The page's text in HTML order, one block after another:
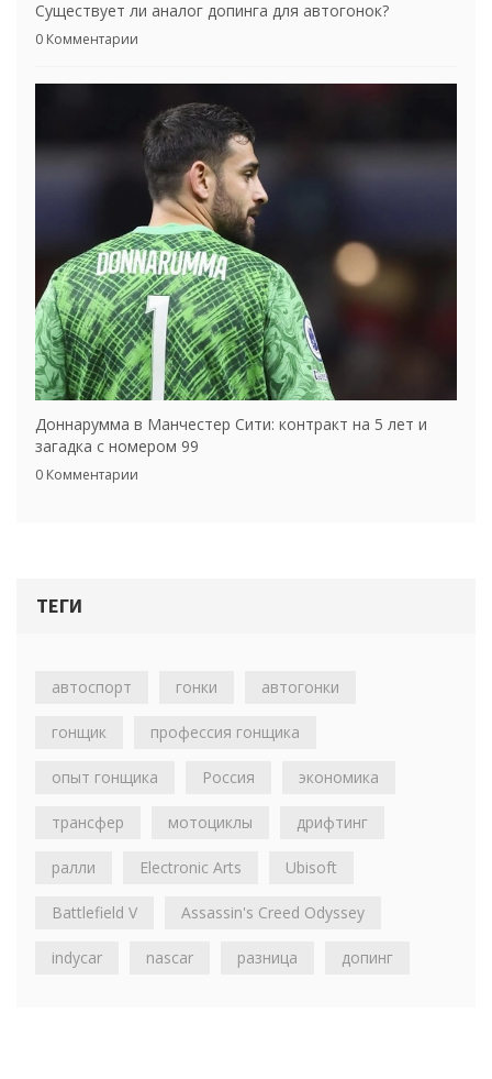
Существует ли аналог допинга для автогонок?
0 Комментарии
Доннарумма в Манчестер Сити: контракт на 5 лет и
загадка с номером 99
0 Комментарии
ТЕГИ
автоспорт гонки автогонки
гонщик профессия гонщика
опыт гонщика Россия экономика
трансфер мотоциклы дрифтинг
ралли Electronic Arts Ubisoft
Battlefield V Assassin's Creed Odyssey
indycar nascar разница допинг